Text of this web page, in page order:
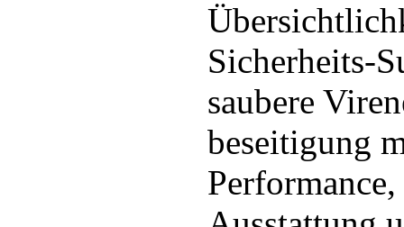
Sicherheits-
saubere
beseitigung